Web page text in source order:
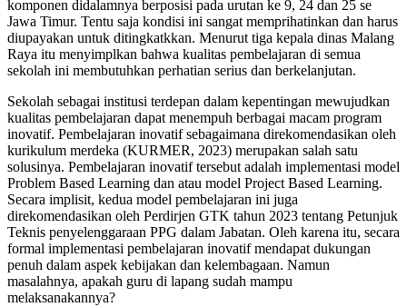
komponen didalamnya berposisi pada urutan ke 9, 24 dan 25 se
Jawa Timur. Tentu saja kondisi ini sangat memprihatinkan dan harus
diupayakan untuk ditingkatkkan. Menurut tiga kepala dinas Malang
Raya itu menyimplkan bahwa kualitas pembelajaran di semua
sekolah ini membutuhkan perhatian serius dan berkelanjutan.
Sekolah sebagai institusi terdepan dalam kepentingan mewujudkan
kualitas pembelajaran dapat menempuh berbagai macam program
inovatif. Pembelajaran inovatif sebagaimana direkomendasikan oleh
kurikulum merdeka (KURMER, 2023) merupakan salah satu
solusinya. Pembelajaran inovatif tersebut adalah implementasi model
Problem Based Learning dan atau model Project Based Learning.
Secara implisit, kedua model pembelajaran ini juga
direkomendasikan oleh Perdirjen GTK tahun 2023 tentang Petunjuk
Teknis penyelenggaraan PPG dalam Jabatan. Oleh karena itu, secara
formal implementasi pembelajaran inovatif mendapat dukungan
penuh dalam aspek kebijakan dan kelembagaan. Namun
masalahnya, apakah guru di lapang sudah mampu
melaksanakannya?